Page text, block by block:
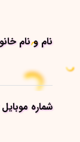
نام و نام
شماره موبایل